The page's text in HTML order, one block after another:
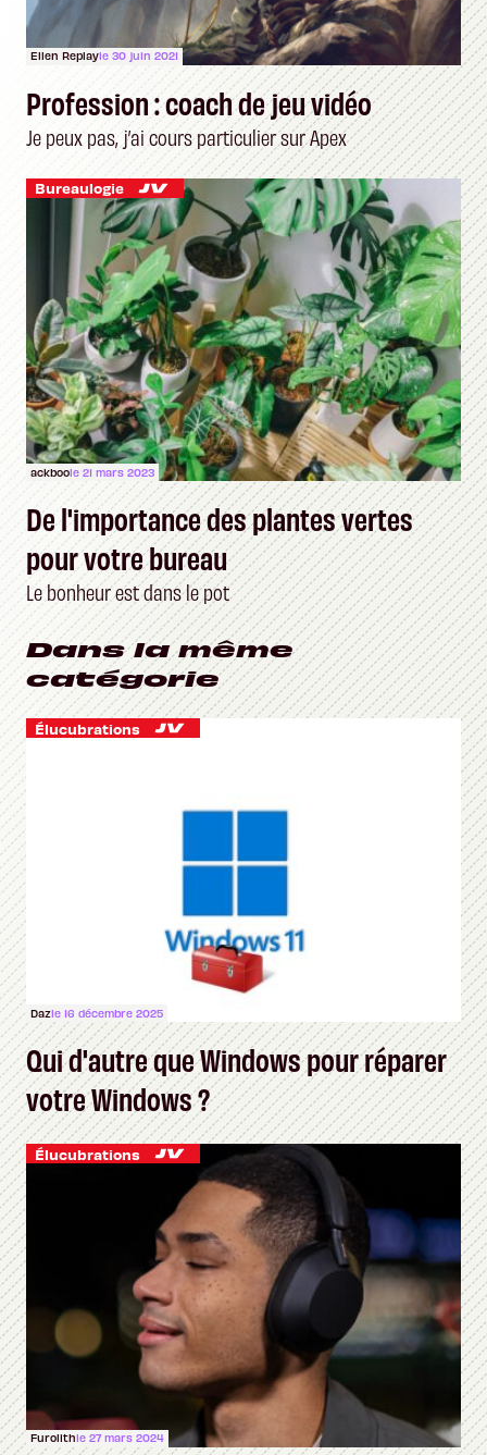
Ellen Replayle 30 juin 2021
Profession : coach de jeu vidéo
Je peux pas, j’ai cours particulier sur Apex
Bureaulogie
ackboole 21 mars 2023
De l'importance des plantes vertes
pour votre bureau
Le bonheur est dans le pot
Dans la même
catégorie
Élucubrations
Dazle 16 décembre 2025
Qui d'autre que Windows pour réparer
votre Windows ?
Élucubrations
Furolithle 27 mars 2024